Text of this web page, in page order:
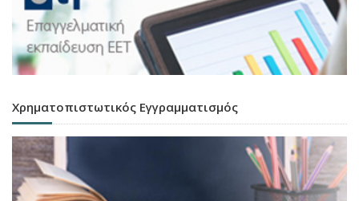
Χρηματοπιστωτικός Εγγραμματισμός